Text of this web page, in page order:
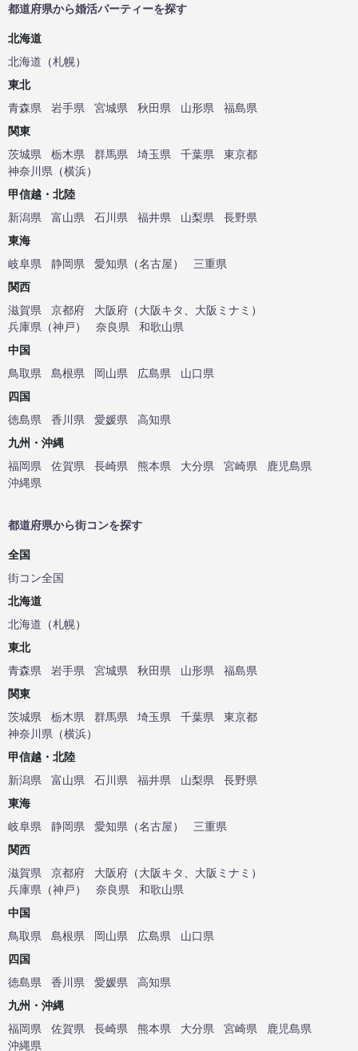
都道府県から婚活パーティーを探す
北海道
北海道 （札幌）
東北
青森県
岩手県 宮城県 秋田県 山形県
福島県
関東
茨城県
栃木県 群馬県 埼玉県 千葉県
東京都
神奈川県 （横浜）
甲信越・北陸
新潟県
富山県 石川県 福井県 山梨県
長野県
東海
岐阜県
静岡県 愛知県 （名古屋）
三重県
関西
滋賀県
京都府 大阪府 （大阪キタ 大阪ミナミ ）
兵庫県 （神戸） 奈良県
和歌山県
中国
鳥取県
島根県 岡山県 広島県
山口県
四国
徳島県
香川県 愛媛県
高知県
九州・沖縄
福岡県
佐賀県 長崎県 熊本県 大分県 宮崎県
鹿児島県
沖縄県
都道府県から街コンを探す
全国
街コン全国
北海道
北海道 （札幌）
東北
青森県
岩手県 宮城県 秋田県 山形県
福島県
関東
茨城県
栃木県 群馬県 埼玉県 千葉県
東京都
神奈川県 （横浜）
甲信越・北陸
新潟県
富山県 石川県 福井県 山梨県
長野県
東海
岐阜県
静岡県 愛知県 （名古屋）
三重県
関西
滋賀県
京都府 大阪府 （大阪キタ 大阪ミナミ ）
兵庫県 （神戸） 奈良県
和歌山県
中国
鳥取県
島根県 岡山県 広島県
山口県
四国
徳島県
香川県 愛媛県
高知県
九州・沖縄
福岡県
佐賀県 長崎県 熊本県 大分県 宮崎県
鹿児島県
沖縄県